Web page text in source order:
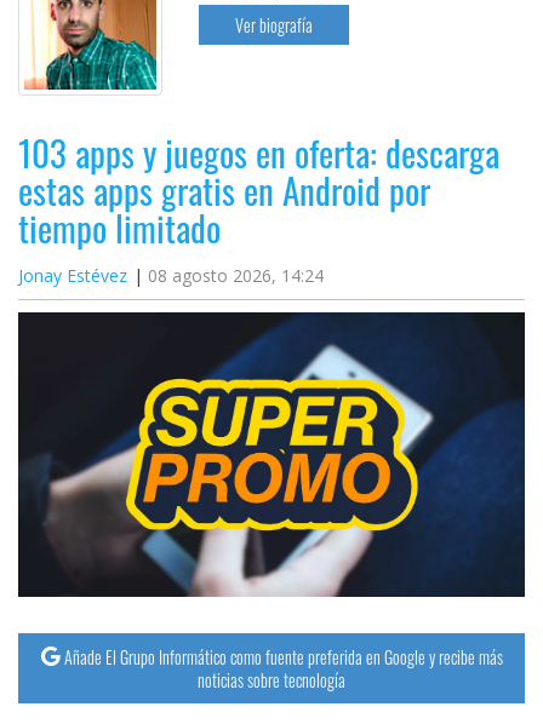
Ver biografía
103 apps y juegos en oferta: descarga
estas apps gratis en Android por
tiempo limitado
Jonay Estévez 08 agosto 2026, 14:24
Añade El Grupo Informático como fuente preferida en Google y recibe más
noticias sobre tecnología